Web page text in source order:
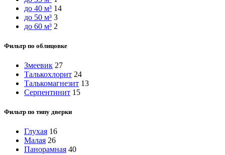
до 40 м³ 14
до 50 м³ 3
до 60 м³ 2
Фильтр по облицовке
Змеевик 27
Талькохлорит 24
Талькомагнезит 13
Серпентинит 15
Фильтр по типу дверки
Глухая 16
Малая 26
Панорамная 40